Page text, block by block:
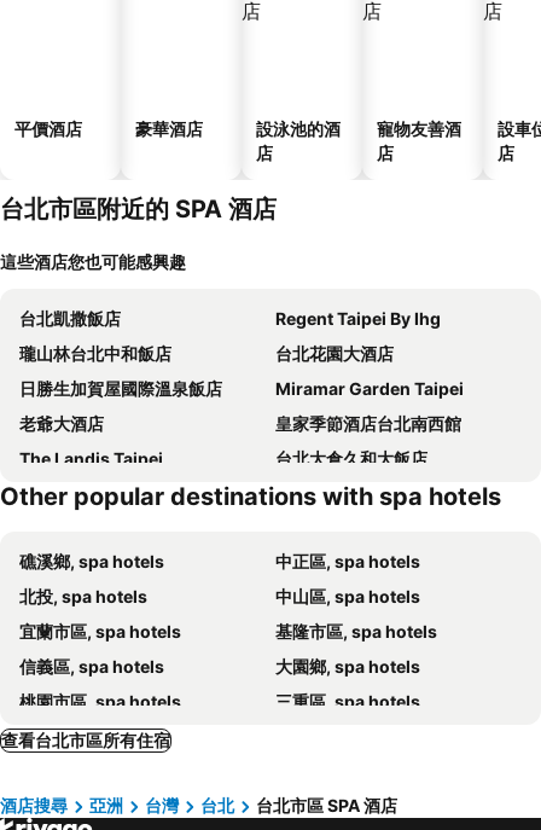
平價酒店 豪華酒店
設泳池的酒
店
寵物友善酒
店
設車
店
台北市區附近的 SPA 酒店
這些酒店您也可能感興趣
台北凱撒飯店
Regent Taipei By Ihg
瓏山林台北中和飯店
台北花園大酒店
日勝生加賀屋國際溫泉飯店
Miramar Garden Taipei
老爺大酒店
皇家季節酒店台北南西館
The Landis Taipei
台北大倉久和大飯店
倆人旅店
Courtyard by Marriott Taipei
W Taipei
Sheraton Grand Taipei Hotel
Hotel Metropolitan Premier Taipei
Taipei Marriott Hotel
Via Hotel Breeze
大地酒店
Jasper Young Hotel Banqiao
???? Humble Boutique Hotel
台北王朝大酒店
台北國聯大飯店
Shangri-La Far Eastern, Taipei
Wellspring By Silks Beitou
福容大飯店 - 台北二館
Other popular destinations with spa hotels
礁溪鄉, spa hotels
中正區, spa hotels
北投, spa hotels
中山區, spa hotels
宜蘭市區, spa hotels
基隆市區, spa hotels
信義區, spa hotels
大園鄉, spa hotels
桃園市區, spa hotels
三重區, spa hotels
大安區, spa hotels
新莊區, spa hotels
萬里區, spa hotels
查看台北市區所有住宿
酒店搜尋 亞洲 台灣 台北 台北市區 SPA 酒店